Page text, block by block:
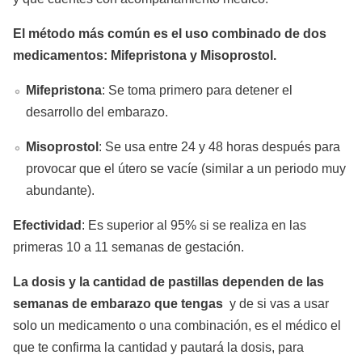
El método más común es el uso combinado de dos
medicamentos: Mifepristona y Misoprostol.
Mifepristona: Se toma primero para detener el
desarrollo del embarazo.
Misoprostol : Se usa entre 24 y 48 horas después para
provocar que el útero se vacíe (similar a un periodo muy
abundante).
Efectividad : Es superior al 95% si se realiza en las
primeras 10 a 11 semanas de gestación.
La dosis y la cantidad de pastillas dependen de las
semanas de embarazo que tengas y de si vas a usar
solo un medicamento o una combinación, es el médico el
que te confirma la cantidad y pautará la dosis, para